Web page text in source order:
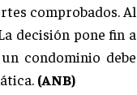
comprobados. Al
decisión pone fin a
condominio debe
(ANB)